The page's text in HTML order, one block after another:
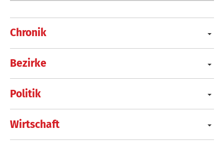
Chronik
Bezirke
Politik
Wirtschaft